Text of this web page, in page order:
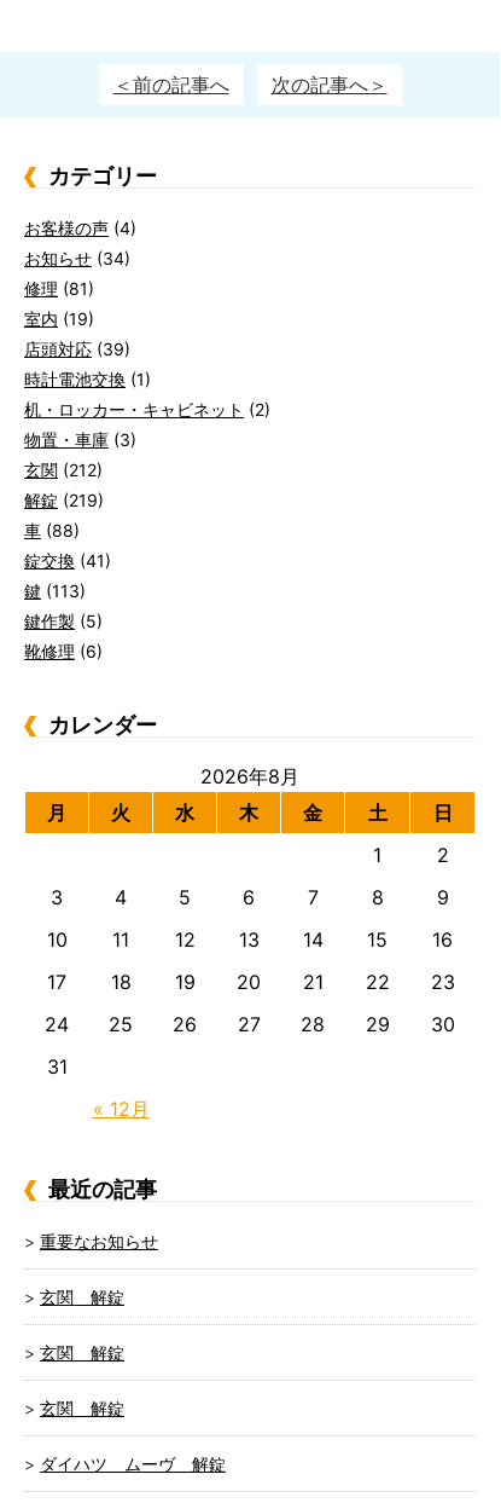
＜前の記事へ 次の記事へ＞
カテゴリー
お客様の声 (4)
お知らせ (34)
修理 (81)
室内 (19)
店頭対応 (39)
時計電池交換 (1)
机・ロッカー・キャビネット (2)
物置・車庫 (3)
玄関 (212)
解錠 (219)
車 (88)
錠交換 (41)
鍵 (113)
鍵作製 (5)
靴修理 (6)
カレンダー
2026年8月
月
火 水 木 金 土 日
« 12月
1
2
3
4 5 6 7 8
9
10
11 12 13 14 15
16
17
18 19 20 21 22
23
24
25 26 27 28 29
30
31
最近の記事
重要なお知らせ
玄関 解錠
玄関 解錠
玄関 解錠
ダイハツ ムーヴ 解錠